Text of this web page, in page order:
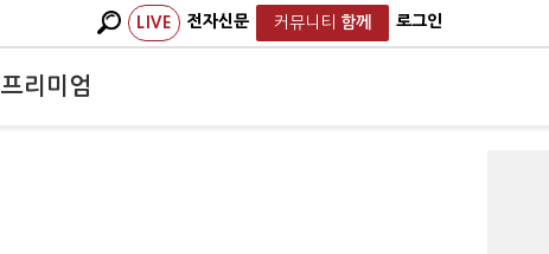
LIVE 전자신문 커뮤니티 함께 로그인
프리미엄